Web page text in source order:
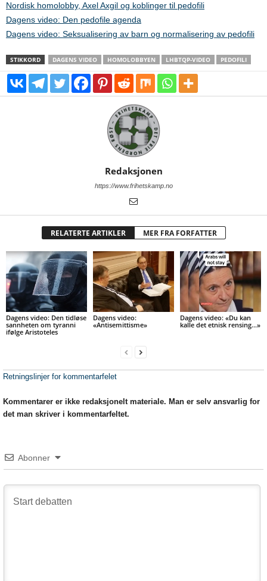
Nordisk homolobby, Axel Axgil og koblinger til pedofili
Dagens video: Den pedofile agenda
Dagens video: Seksualisering av barn og normalisering av pedofili
STIKKORD DAGENS VIDEO HOMOLOBBYEN LHBTQP-VIDEO PEDOFILI
Redaksjonen
https://www.frihetskamp.no
RELATERTE ARTIKLER MER FRA FORFATTER
Dagens video: Den tidløse
sannheten om tyranni
ifølge Aristoteles
Dagens video:
«Antisemittisme»
Dagens video: «Du kan
kalle det etnisk rensing…»
Retningslinjer for kommentarfelet
Kommentarer er ikke redaksjonelt materiale. Man er selv ansvarlig for
det man skriver i kommentarfeltet.
Abonner